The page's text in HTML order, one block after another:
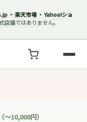
・ 楽天市場 ・ Yahoo!ショ
店舗ではありません。
〜10,000円）